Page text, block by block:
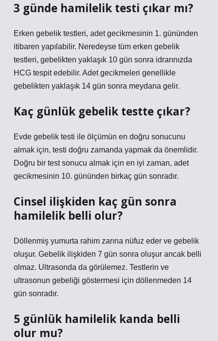
3 günde hamilelik testi çıkar mı?
Erken gebelik testleri, adet gecikmesinin 1. gününden
itibaren yapılabilir. Neredeyse tüm erken gebelik
testleri, gebelikten yaklaşık 10 gün sonra idrarınızda
HCG tespit edebilir. Adet gecikmeleri genellikle
gebelikten yaklaşık 14 gün sonra meydana gelir.
Kaç günlük gebelik testte çıkar?
Evde gebelik testi ile ölçümün en doğru sonucunu
almak için, testi doğru zamanda yapmak da önemlidir.
Doğru bir test sonucu almak için en iyi zaman, adet
gecikmesinin 10. gününden birkaç gün sonradır.
Cinsel ilişkiden kaç gün sonra
hamilelik belli olur?
Döllenmiş yumurta rahim zarına nüfuz eder ve gebelik
oluşur. Gebelik ilişkiden 7 gün sonra oluşur ancak belli
olmaz. Ultrasonda da görülemez. Testlerin ve
ultrasonun gebeliği göstermesi için döllenmeden 14
gün sonradır.
5 günlük hamilelik kanda belli
olur mu?